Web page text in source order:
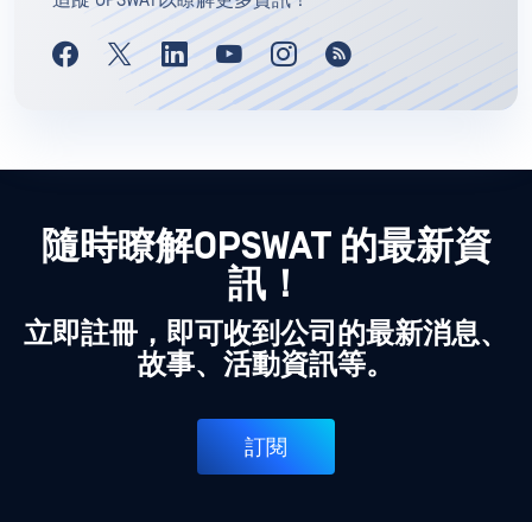
隨時瞭解OPSWAT 的最新資
訊！
立即註冊，即可收到公司的最新消息、
故事、活動資訊等。
訂閱